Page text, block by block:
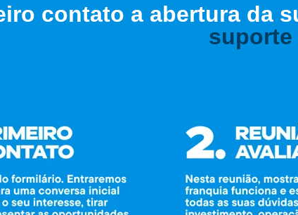
contato a abertura da
suporte